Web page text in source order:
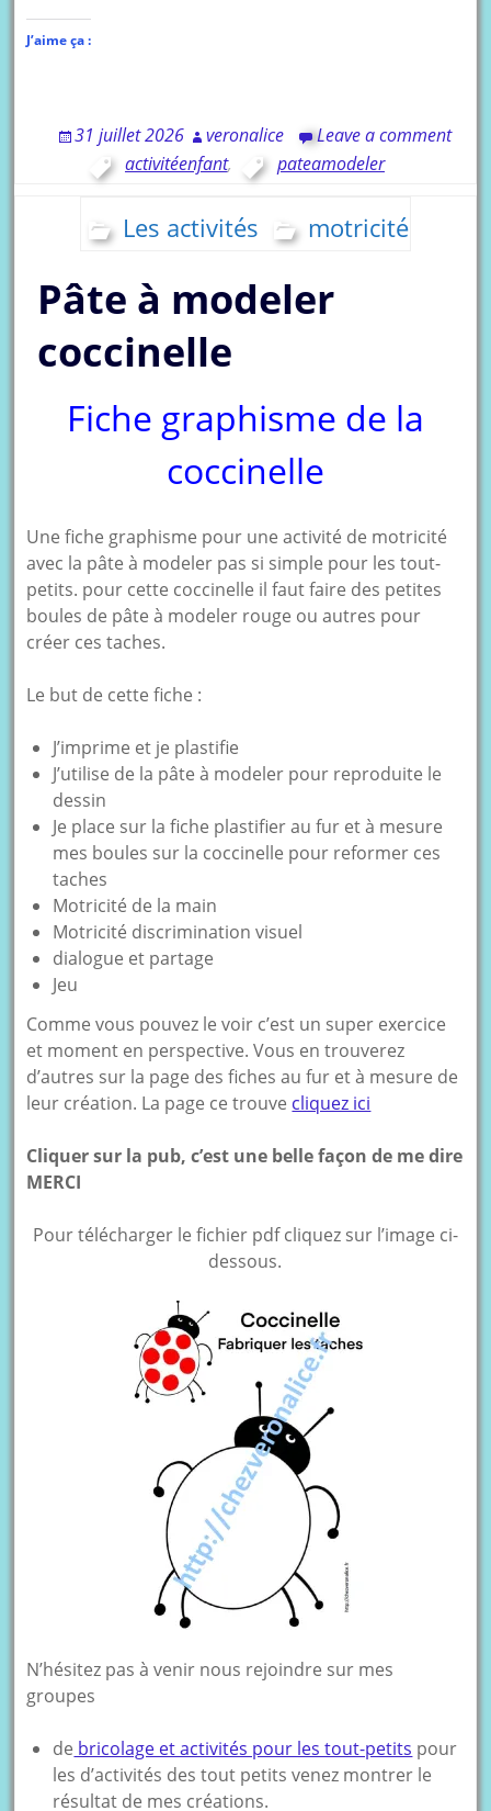
J’aime ça :
31 juillet 2026 veronalice
Leave a comment
activitéenfant, pateamodeler
Les activités motricité
Pâte à modeler
coccinelle
Fiche graphisme de la
coccinelle
Une fiche graphisme pour une activité de motricité
avec la pâte à modeler pas si simple pour les tout-
petits. pour cette coccinelle il faut faire des petites
boules de pâte à modeler rouge ou autres pour
créer ces taches.
Le but de cette fiche :
J’imprime et je plastifie
J’utilise de la pâte à modeler pour reproduite le
dessin
Je place sur la fiche plastifier au fur et à mesure
mes boules sur la coccinelle pour reformer ces
taches
Motricité de la main
Motricité discrimination visuel
dialogue et partage
Jeu
Comme vous pouvez le voir c’est un super exercice
et moment en perspective. Vous en trouverez
d’autres sur la page des fiches au fur et à mesure de
leur création. La page ce trouve cliquez ici
Cliquer sur la pub, c’est une belle façon de me dire
MERCI
Pour télécharger le fichier pdf cliquez sur l’image ci-
dessous.
N’hésitez pas à venir nous rejoindre sur mes
groupes
de bricolage et activités pour les tout-petits pour
les d’activités des tout petits venez montrer le
résultat de mes créations.